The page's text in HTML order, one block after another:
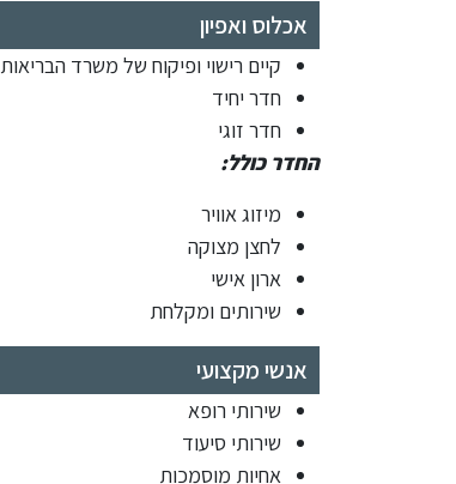
אכלוס ואפיון
קיים רישוי ופיקוח של משרד הבריאות
חדר יחיד
חדר זוגי
החדר כולל:
מיזוג אוויר
לחצן מצוקה
ארון אישי
שירותים ומקלחת
אנשי מקצועי
שירותי רופא
שירותי סיעוד
אחיות מוסמכות